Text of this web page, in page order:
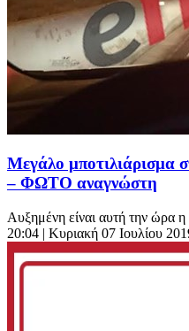
Μεγάλο
– ΦΩΤΟ αναγνώστη
Αυξημένη είναι αυτή την ώρα
20:04 | Κυριακή 07 Ιουλίου